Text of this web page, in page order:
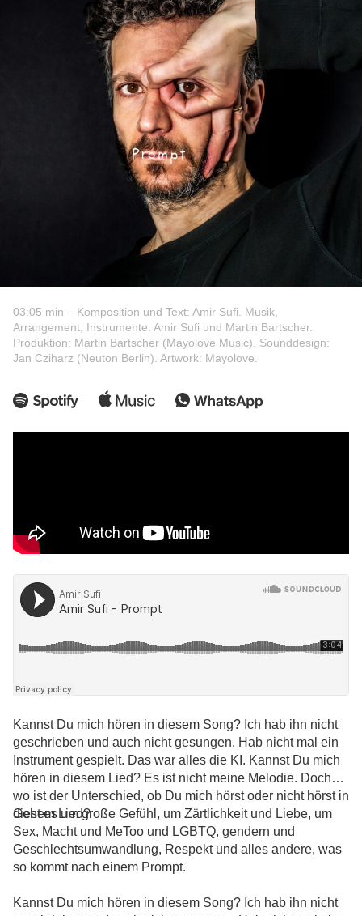
tribute to the Bates“
03:05 min – Komposition und Text: Amir Sufi. Musik,
Arrangement, Instrumente: Amir Sufi und Martin Bartscher.
Produktion: Martin Bartscher (Mayolove Music). Sounddesign:
Jan Cziharz (Neuton Berlin). Artwork: Mayolove.
Kannst Du mich hören in diesem Song? Ich hab ihn nicht
geschrieben und auch nicht gesungen. Hab nicht mal ein
Instrument gespielt. Das war alles die KI. Kannst Du mich
hören in diesem Lied? Es ist nicht meine Melodie. Doch
wo ist der Unterschied, ob Du mich hörst oder nicht hörst in
diesem Lied?
Geht es um große Gefühl, um Zärtlichkeit und Liebe, um
Sex, Macht und MeToo und LGBTQ, gendern und
Geschlechtsumwandlung, Respekt und alles andere, was
so kommt nach einem Prompt.
Kannst Du mich hören in diesem Song? Ich hab ihn nicht